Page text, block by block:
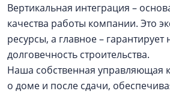
Вертикальная интеграция –
качества работы компании. Это
ресурсы, а главное – гарантирует
долговечность строительства.
Наша собственная управляющая
о доме и после сдачи,